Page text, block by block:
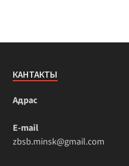
КАНТАКТЫ
Адрас
E-mail
zbsb.minsk@gmail.com